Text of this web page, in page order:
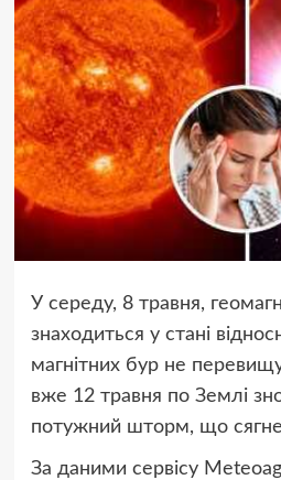
У середу, 8 травня,
знаходиться у стані
магнітних бур не
вже 12 травня по Землі
потужний шторм, що
За даними сервісу